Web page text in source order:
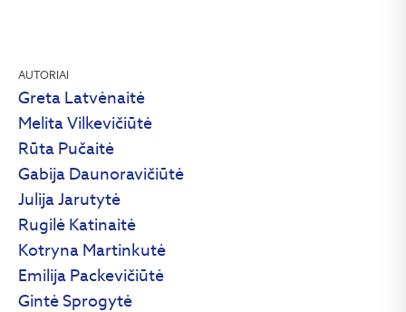
AUTORIAI
Greta Latvėnaitė
Melita Vilkevičiūtė
Rūta Pučaitė
Gabija Daunoravičiūtė
Julija Jarutytė
Rugilė Katinaitė
Kotryna Martinkutė
Emilija Packevičiūtė
Gintė Sprogytė